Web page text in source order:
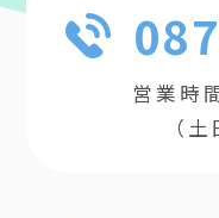
営業時
（